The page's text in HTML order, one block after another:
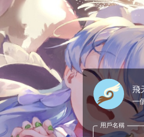
飛
一
用戶名稱